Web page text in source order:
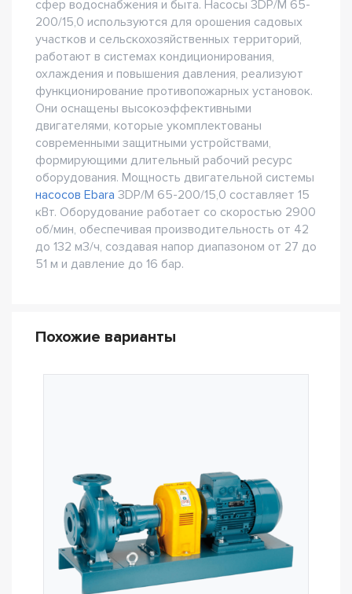
сфер водоснабжения и быта. Насосы 3DP/M 65-
200/15,0 используются для орошения садовых
участков и сельскохозяйственных территорий,
работают в системах кондиционирования,
охлаждения и повышения давления, реализуют
функционирование противопожарных установок.
Они оснащены высокоэффективными
двигателями, которые укомплектованы
современными защитными устройствами,
формирующими длительный рабочий ресурс
оборудования. Мощность двигательной системы
насосов Ebara 3DP/M 65-200/15,0 составляет 15
кВт. Оборудование работает со скоростью 2900
об/мин, обеспечивая производительность от 42
до 132 м3/ч, создавая напор диапазоном от 27 до
51 м и давление до 16 бар.
Похожие варианты